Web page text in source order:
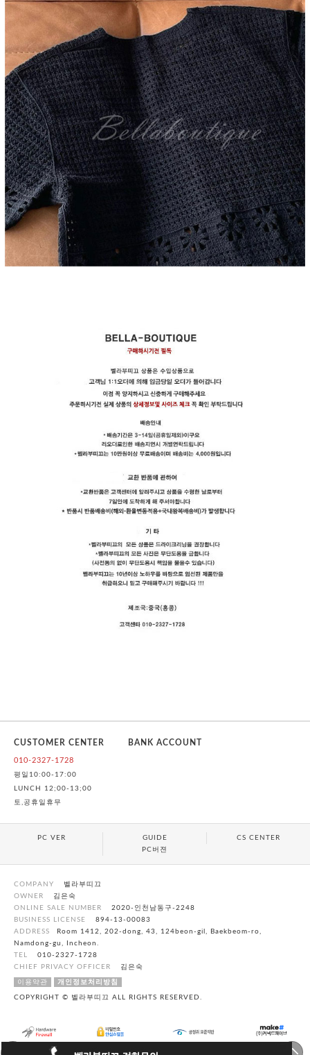
CUSTOMER CENTER
010-2327-1728
평일10:00-17:00
LUNCH 12;00-13;00
토,공휴일휴무
BANK ACCOUNT
PC VER GUIDE
CS CENTER
PC버젼
COMPANY
벨라부띠끄
OWNER
김은숙
ONLINE SALE NUMBER
2020-인천남동구-2248
BUSINESS LICENSE
894-13-00083
ADDRESS
Room 1412, 202-dong, 43, 124beon-gil, Baekbeom-ro,
Namdong-gu, Incheon.
TEL
010-2327-1728
CHIEF PRIVACY OFFICER
김은숙
이용약관 개인정보처리방침
COPYRIGHT © 벨라부띠끄 ALL RIGHTS RESERVED.